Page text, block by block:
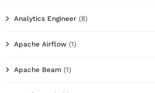
Analytics Engineer (8)
Apache Airflow (1)
Apache Beam (1)